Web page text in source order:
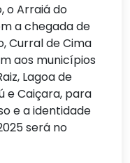
o Arraiá do
a chegada de
Curral de Cima
aos municípios
Lagoa de
e Caiçara, para
e a identidade
será no